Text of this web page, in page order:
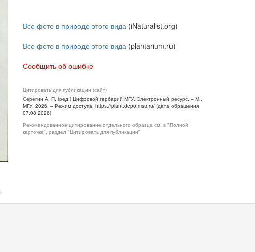
Все фото в природе этого вида (iNaturalist.org)
Все фото в природе этого вида (plantarium.ru)
Сообщить об ошибке
Цитировать для публикации (сайт)
Серегин А. П. (ред.) Цифровой гербарий МГУ: Электронный ресурс. – М.:
МГУ, 2026. – Режим доступа: https://plant.depo.msu.ru/ (дата обращения
07.08.2026)
Рекомендованное цитирование отдельного образца см. в "Полной
карточке", раздел "Цитировать для публикации"